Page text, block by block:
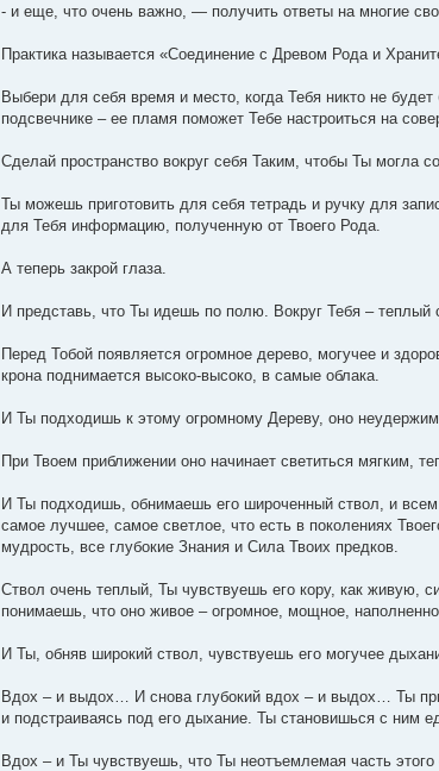
- и еще, что очень важно, — получить ответы на многие
Практика называется «Соединение с Древом Рода и
Выбери для себя время и место, когда Тебя никто не
подсвечнике – ее пламя поможет Тебе настроиться на
Сделай пространство вокруг себя Таким, чтобы Ты могла
Ты можешь приготовить для себя тетрадь и ручку для
для Тебя информацию, полученную от Твоего Рода.
А теперь закрой глаза.
И представь, что Ты идешь по полю. Вокруг Тебя – теплый
Перед Тобой появляется огромное дерево, могучее и
крона поднимается высоко-высоко, в самые облака.
И Ты подходишь к этому огромному Дереву, оно
При Твоем приближении оно начинает светиться мягким,
И Ты подходишь, обнимаешь его широченный ствол, и
самое лучшее, самое светлое, что есть в поколениях
мудрость, все глубокие Знания и Сила Твоих предков.
Ствол очень теплый, Ты чувствуешь его кору, как живую,
понимаешь, что оно живое – огромное, мощное,
И Ты, обняв широкий ствол, чувствуешь его могучее
Вдох – и выдох… И снова глубокий вдох – и выдох… Ты
и подстраиваясь под его дыхание. Ты становишься с
Вдох – и Ты чувствуешь, что Ты неотъемлемая часть этого